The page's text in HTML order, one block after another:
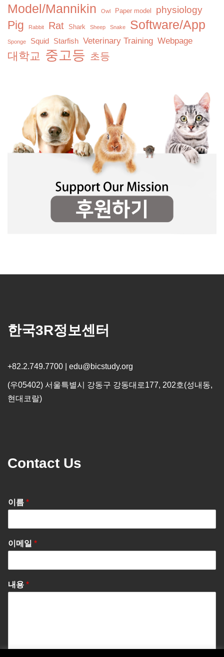
Model/Mannikin Owl Paper model physiology
Pig Rabbit Rat Shark Sheep Snake Software/App
Sponge Squid Starfish Veterinary Training Webpage
대학교 중고등 초등
한국3R정보센터
+82.2.749.7700 | edu@bicstudy.org
(우05402) 서울특별시 강동구 강동대로177, 202호(성내동,
현대코랄)
Contact Us
이름 *
이메일 *
내용 *